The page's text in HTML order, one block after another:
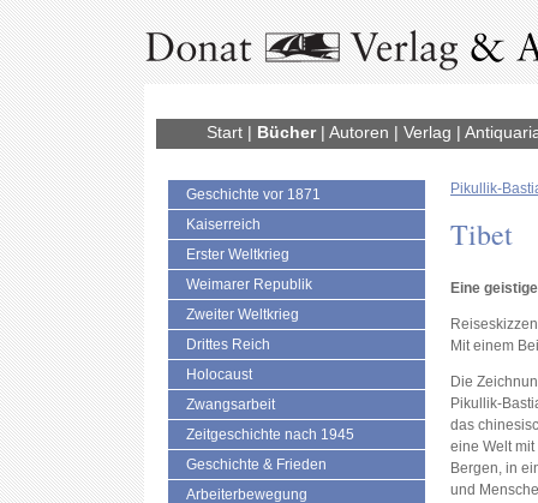
Start| Bücher| Autoren | Verlag |
Geschichte vor 1871
Kaiserreich
Erster Weltkrieg
Weimarer Republik
Zweiter Weltkrieg
Drittes Reich
Holocaust
Zwangsarbeit
Zeitgeschichte nach 1945
Geschichte & Frieden
Arbeiterbewegung
Pikullik-
Tibet
Eine
Mit einem
Die
Pikullik-
das
eine Welt
Bergen, in
und